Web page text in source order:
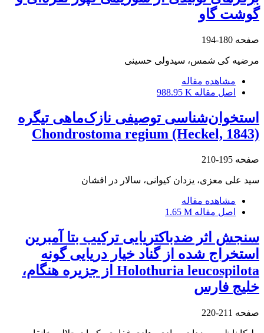
گوشت گاو
صفحه 180-194
مرضیه کی شمس، سیدولی حسینی
مشاهده مقاله
اصل مقاله 988.95 K
استخوان‌شناسی توصیفی نازک‌ماهی تیگره
Chondrostoma regium (Heckel, 1843)
صفحه 195-210
سید علی معزی، یزدان کیوانی، سالار در افشان
مشاهده مقاله
اصل مقاله 1.65 M
سنجش اثر ضدباکتریایی ترکیب بتا آمبرین
استخراج شده از گناد خیار دریایی گونه
Holothuria leucospilota از جزیره هنگام،
خلیج فارس
صفحه 211-220